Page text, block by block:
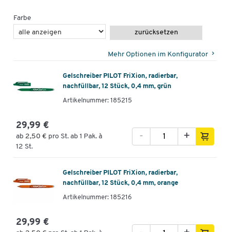
Farbe
zurücksetzen
Mehr Optionen im Konfigurator
Gelschreiber PILOT FriXion, radierbar,
nachfüllbar, 12 Stück, 0,4 mm, grün
Artikelnummer: 185215
29,99 €
ab 2,50 € pro St. ab 1 Pak. à
12 St.
+
-
Gelschreiber PILOT FriXion, radierbar,
nachfüllbar, 12 Stück, 0,4 mm, orange
Artikelnummer: 185216
29,99 €